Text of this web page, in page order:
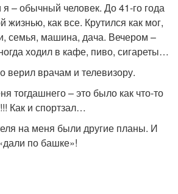
– обычный человек. До 41-го года
жизнью, как все. Крутился как мог,
семья, машина, дача. Вечером –
ходил в кафе, пиво, сигареты…
верил врачам и телевизору.
тогдашнего – это было как что-то
Как и спортзал…
на меня были другие планы. И
по башке»!